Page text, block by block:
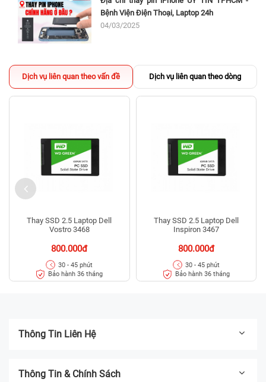
Bệnh Viện Điện Thoại, Laptop 24h
04/03/2025
Dịch vụ liên quan theo vấn đề Dịch vụ liên quan theo dòng
Thay SSD 2.5 Laptop Dell
Vostro 3468
800.000đ
30 - 45 phút
Bảo hành 36 tháng
Thay SSD 2.5 Laptop Dell
Inspiron 3467
800.000đ
30 - 45 phút
Bảo hành 36 tháng
Thông Tin Liên Hệ
Thông Tin & Chính Sách